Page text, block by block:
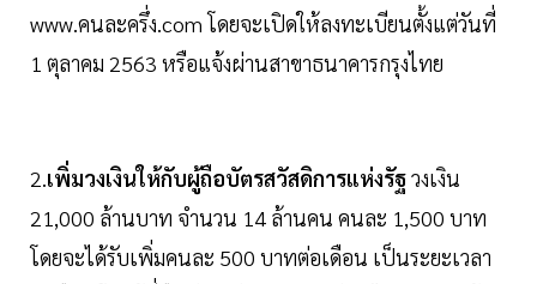
www.คนละครึ่ง.com โดยจะเปิดให้ลงทะเบียนตั้งแต่วันที่
1 ตุลาคม 2563 หรือแจ้งผ่านสาขาธนาคารกรุงไทย
2.เพิ่มวงเงินให้กับผู้ถือบัตรสวัสดิการแห่งรัฐวงเงิน
21,000 ล้านบาท จำนวน 14 ล้านคน คนละ 1,500 บาท
โดยจะได้รับเพิ่มคนละ 500 บาทต่อเดือน เป็นระยะเวลา